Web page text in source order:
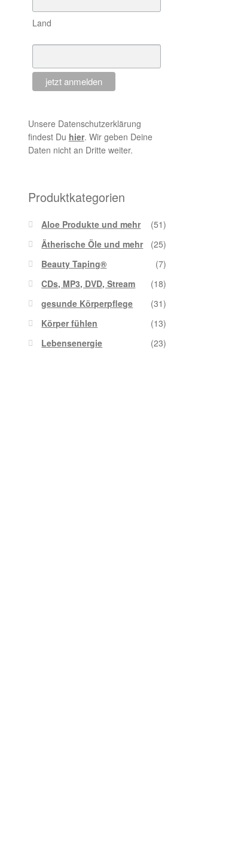
Land
Unsere Datenschutzerklärung
findest Du hier. Wir geben Deine
Daten nicht an Dritte weiter.
Produktkategorien
Aloe Produkte und mehr
(51)
Ätherische Öle und mehr
(25)
Beauty Taping®
(7)
CDs, MP3, DVD, Stream
(18)
gesunde Körperpflege
(31)
Körper fühlen
(13)
Lebensenergie
(23)